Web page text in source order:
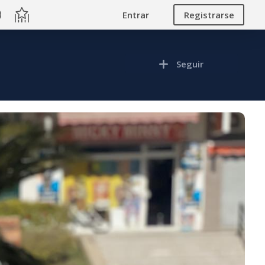
Entrar Registrarse
Seguir